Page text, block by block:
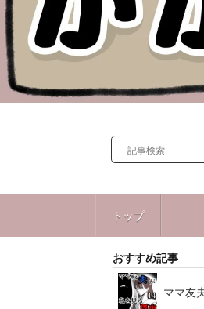
トップ
おすすめ記事
ママ友